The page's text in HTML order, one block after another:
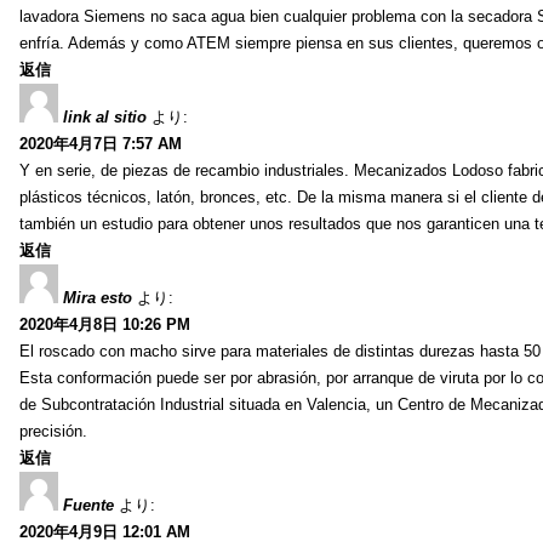
lavadora Siemens no saca agua bien cualquier problema con la
enfría. Además y como ATEM siempre piensa en sus clientes,
返信
link al sitio より:
2020年4月7日 7:57 AM
Y en serie, de piezas de recambio industriales. Mecanizados Lodoso
plásticos técnicos, latón, bronces, etc. De la misma manera si el cliente
también un estudio para obtener unos resultados que nos garanticen
返信
Mira esto より:
2020年4月8日 10:26 PM
El roscado con macho sirve para materiales de distintas durezas hasta
Esta conformación puede ser por abrasión, por arranque de viruta por lo
de Subcontratación Industrial situada en Valencia, un Centro de
precisión.
返信
Fuente より:
2020年4月9日 12:01 AM